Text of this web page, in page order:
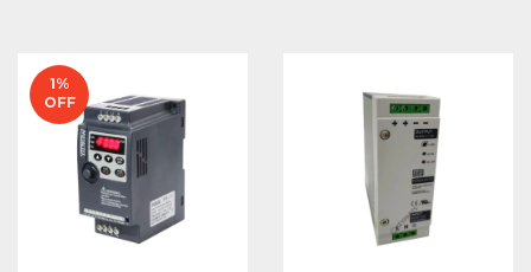
1%
OFF